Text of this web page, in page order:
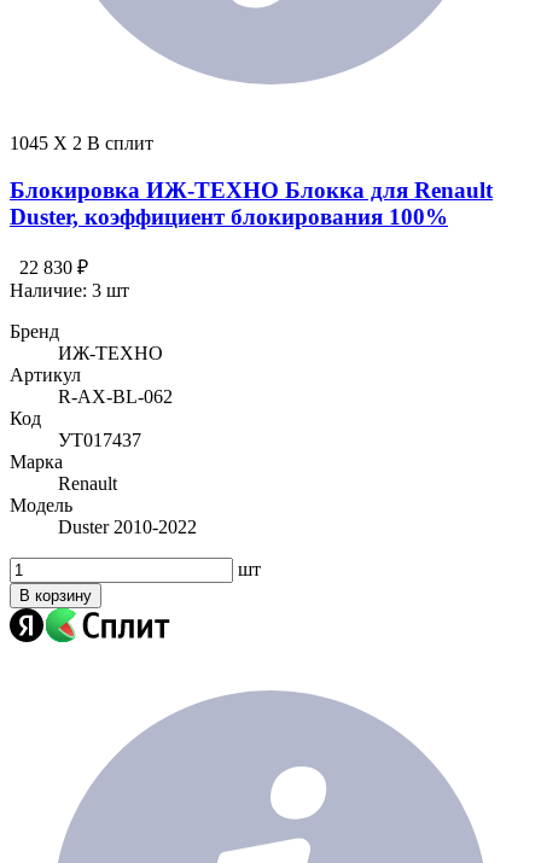
1045 X 2 В сплит
Блокировка ИЖ-ТЕХНО Блокка для Renault
Duster, коэффициент блокирования 100%
22 830 ₽
Наличие: 3 шт
Бренд
ИЖ-ТЕХНО
Артикул
R-AX-BL-062
Код
УТ017437
Марка
Renault
Модель
Duster 2010-2022
шт
В корзину